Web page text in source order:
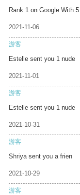
Rank 1 on Google With 5
2021-11-06
游客
Estelle sent you 1 nude
2021-11-01
游客
Estelle sent you 1 nude
2021-10-31
游客
Shriya sent you a frien
2021-10-29
游客